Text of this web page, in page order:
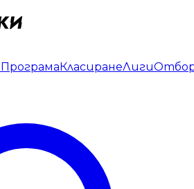
ПрограмаКласиранеЛиги